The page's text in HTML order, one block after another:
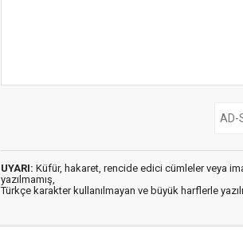
UYARI: Küfür, hakaret, rencide edici cümleler veya
yazılmamış,
Türkçe karakter kullanılmayan ve büyük harflerle